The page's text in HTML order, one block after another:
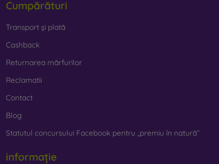
Cumpărături
Transport și plată
Cashback
Returnarea mărfurilor
Reclamatii
Contact
Blog
Statutul concursului Facebook pentru „premiu în natură”
informație